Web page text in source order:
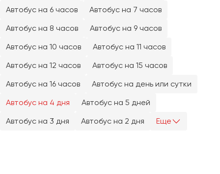
Автобус на 6 часов
Автобус на 7 часов
Автобус на 8 часов
Автобус на 9 часов
Автобус на 10 часов
Автобус на 11 часов
Автобус на 12 часов
Автобус на 15 часов
Автобус на 16 часов
Автобус на день или сутки
Автобус на 4 дня
Автобус на 5 дней
Автобус на 3 дня
Автобус на 2 дня Еще
Челябинск
Чита
Ярославль